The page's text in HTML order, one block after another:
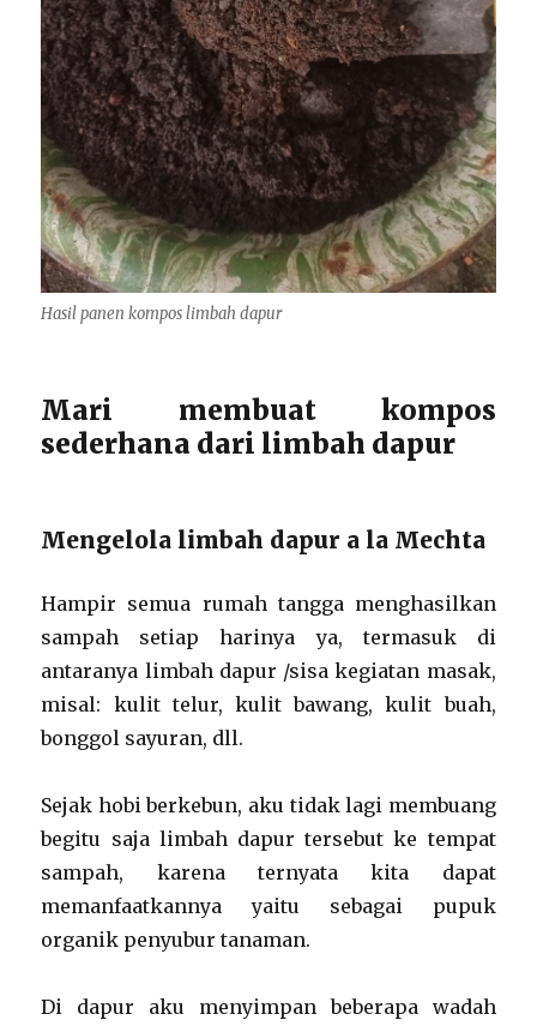
Hasil panen kompos limbah dapur
Mari membuat kompos
sederhana dari limbah dapur
Mengelola limbah dapur a la Mechta
Hampir semua rumah tangga menghasilkan
sampah setiap harinya ya, termasuk di
antaranya limbah dapur /sisa kegiatan masak,
misal: kulit telur, kulit bawang, kulit buah,
bonggol sayuran, dll.
Sejak hobi berkebun, aku tidak lagi membuang
begitu saja limbah dapur tersebut ke tempat
sampah, karena ternyata kita dapat
memanfaatkannya yaitu sebagai pupuk
organik penyubur tanaman.
Di dapur aku menyimpan beberapa wadah